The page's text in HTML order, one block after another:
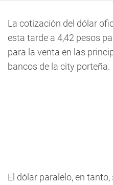
La cotización del dólar
esta tarde a 4,42 pesos
para la venta en las
bancos de la city porteña.
El dólar paralelo, en